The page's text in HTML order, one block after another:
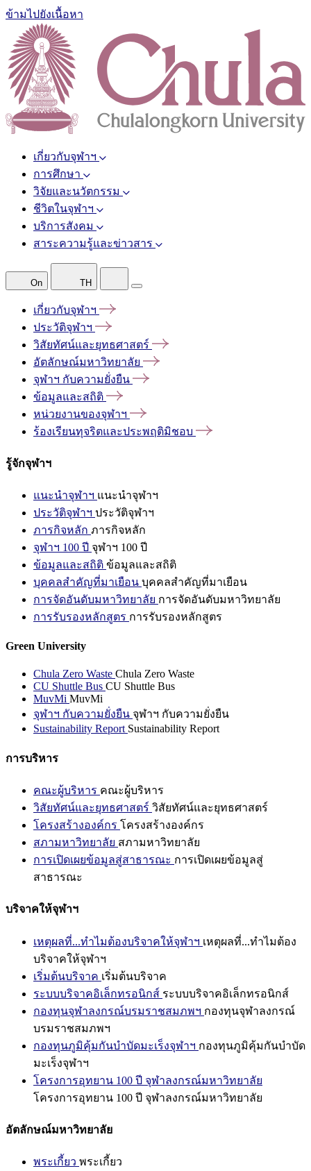
ข้ามไปยังเนื้อหา
เกี่ยวกับจุฬาฯ
การศึกษา
วิจัยและนวัตกรรม
ชีวิตในจุฬาฯ
บริการสังคม
สาระความรู้และข่าวสาร
On TH
เกี่ยวกับจุฬาฯ
ประวัติจุฬาฯ
วิสัยทัศน์และยุทธศาสตร์
อัตลักษณ์มหาวิทยาลัย
จุฬาฯ กับความยั่งยืน
ข้อมูลและสถิติ
หน่วยงานของจุฬาฯ
ร้องเรียนทุจริตและประพฤติมิชอบ
รู้จักจุฬาฯ
แนะนำจุฬาฯ แนะนำจุฬาฯ
ประวัติจุฬาฯ ประวัติจุฬาฯ
ภารกิจหลัก ภารกิจหลัก
จุฬาฯ 100 ปี จุฬาฯ 100 ปี
ข้อมูลและสถิติ ข้อมูลและสถิติ
บุคคลสำคัญที่มาเยือน บุคคลสำคัญที่มาเยือน
การจัดอันดับมหาวิทยาลัย การจัดอันดับมหาวิทยาลัย
การรับรองหลักสูตร การรับรองหลักสูตร
Green University
Chula Zero Waste Chula Zero Waste
CU Shuttle Bus CU Shuttle Bus
MuvMi MuvMi
จุฬาฯ กับความยั่งยืน จุฬาฯ กับความยั่งยืน
Sustainability Report Sustainability Report
การบริหาร
คณะผู้บริหาร คณะผู้บริหาร
วิสัยทัศน์และยุทธศาสตร์ วิสัยทัศน์และยุทธศาสตร์
โครงสร้างองค์กร โครงสร้างองค์กร
สภามหาวิทยาลัย สภามหาวิทยาลัย
การเปิดเผยข้อมูลสู่สาธารณะ การเปิดเผยข้อมูลสู่
สาธารณะ
บริจาคให้จุฬาฯ
เหตุผลที่...ทำไมต้องบริจาคให้จุฬาฯ เหตุผลที่...ทำไมต้อง
บริจาคให้จุฬาฯ
เริ่มต้นบริจาค เริ่มต้นบริจาค
ระบบบริจาคอิเล็กทรอนิกส์ ระบบบริจาคอิเล็กทรอนิกส์
กองทุนจุฬาลงกรณ์บรมราชสมภพฯ กองทุนจุฬาลงกรณ์
บรมราชสมภพฯ
กองทุนภูมิคุ้มกันบำบัดมะเร็งจุฬาฯ กองทุนภูมิคุ้มกันบำบัด
มะเร็งจุฬาฯ
โครงการอุทยาน 100 ปี จุฬาลงกรณ์มหาวิทยาลัย
โครงการอุทยาน 100 ปี จุฬาลงกรณ์มหาวิทยาลัย
อัตลักษณ์มหาวิทยาลัย
พระเกี้ยว พระเกี้ยว